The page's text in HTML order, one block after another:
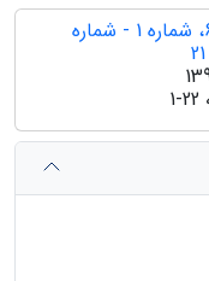
دوره 6، شماره 1 - شماره
1-22